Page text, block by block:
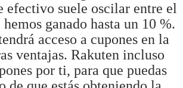
efectivo suele oscilar entre el
ganado hasta un 10 %.
acceso a cupones en la
ventajas. Rakuten incluso
por ti, para que puedas